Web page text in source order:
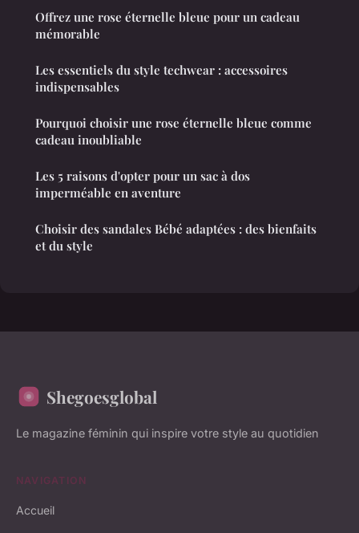
Offrez une rose éternelle bleue pour un cadeau
mémorable
Les essentiels du style techwear : accessoires
indispensables
Pourquoi choisir une rose éternelle bleue comme
cadeau inoubliable
Les 5 raisons d'opter pour un sac à dos
imperméable en aventure
Choisir des sandales Bébé adaptées : des bienfaits
et du style
Shegoesglobal
Le magazine féminin qui inspire votre style au quotidien
NAVIGATION
Accueil